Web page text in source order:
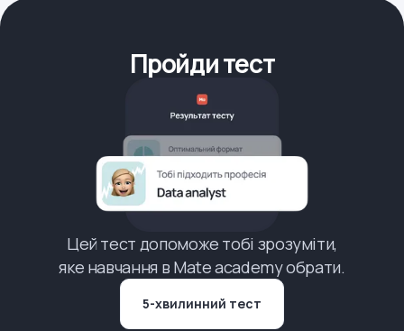
Пройди тест
Цей тест допоможе тобі зрозуміти,
яке навчання в Mate academy обрати.
5-хвилинний тест